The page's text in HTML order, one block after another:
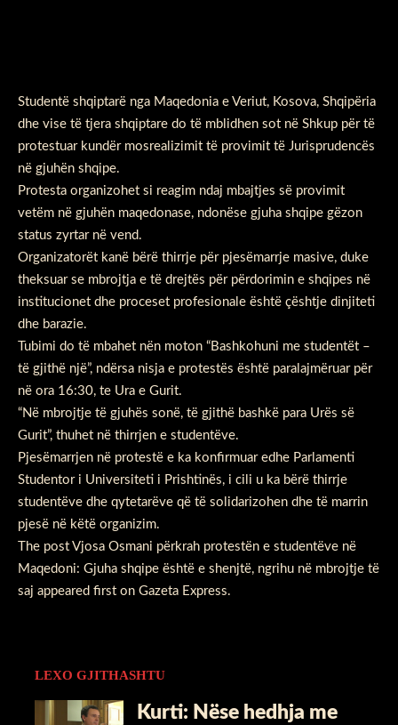
Studentë shqiptarë nga Maqedonia e Veriut, Kosova, Shqipëria
dhe vise të tjera shqiptare do të mblidhen sot në Shkup për të
protestuar kundër mosrealizimit të provimit të Jurisprudencës
në gjuhën shqipe.
Protesta organizohet si reagim ndaj mbajtjes së provimit
vetëm në gjuhën maqedonase, ndonëse gjuha shqipe gëzon
status zyrtar në vend.
Organizatorët kanë bërë thirrje për pjesëmarrje masive, duke
theksuar se mbrojtja e të drejtës për përdorimin e shqipes në
institucionet dhe proceset profesionale është çështje dinjiteti
dhe barazie.
Tubimi do të mbahet nën moton “Bashkohuni me studentët –
të gjithë një”, ndërsa nisja e protestës është paralajmëruar për
në ora 16:30, te Ura e Gurit.
“Në mbrojtje të gjuhës sonë, të gjithë bashkë para Urës së
Gurit”, thuhet në thirrjen e studentëve.
Pjesëmarrjen në protestë e ka konfirmuar edhe Parlamenti
Studentor i Universiteti i Prishtinës, i cili u ka bërë thirrje
studentëve dhe qytetarëve që të solidarizohen dhe të marrin
pjesë në këtë organizim.
The post Vjosa Osmani përkrah protestën e studentëve në
Maqedoni: Gjuha shqipe është e shenjtë, ngrihu në mbrojtje të
saj appeared first on Gazeta Express.
LEXO GJITHASHTU
Kurti: Nëse hedhja me